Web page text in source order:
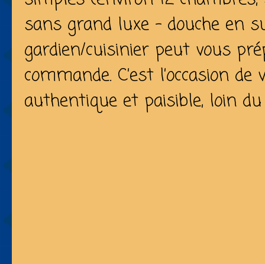
sans grand luxe – douche en
gardien/cuisinier peut vous
commande. C’est l’occasion
authentique et paisible, loin